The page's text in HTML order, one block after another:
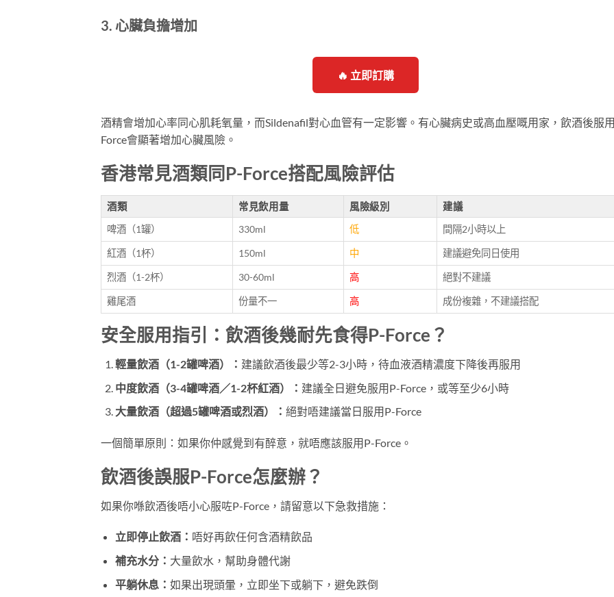
3. 心臟負擔增加
🔥 立即訂購
酒精會增加心率同心肌耗氧量，而Sildenafil對心血管有一定影響。有心臟病史或高血壓嘅用家，飲酒後服
Force會顯著增加心臟風險。
香港常見酒類同P-Force搭配風險評估
酒類 常見飲用量 風險級別
建議
啤酒（1罐）
330ml 低 間隔2小時以上
紅酒（1杯） 150ml 中 建議避免同日使用
烈酒（1-2杯） 30-60ml 高 絕對不建議
雞尾酒 份量不一 高 成份複雜，不建議搭配
安全服用指引：飲酒後幾耐先食得P-Force？
輕量飲酒（1-2罐啤酒）： 建議飲酒後最少等2-3小時，待血液酒精濃度下降後再服用
中度飲酒（3-4罐啤酒／1-2杯紅酒）： 建議全日避免服用P-Force，或等至少6小時
大量飲酒（超過5罐啤酒或烈酒）： 絕對唔建議當日服用P-Force
一個簡單原則：如果你仲感覺到有醉意，就唔應該服用P-Force。
飲酒後誤服P-Force怎麼辦？
如果你喺飲酒後唔小心服咗P-Force，請留意以下急救措施：
立即停止飲酒： 唔好再飲任何含酒精飲品
補充水分： 大量飲水，幫助身體代謝
平躺休息： 如果出現頭暈，立即坐下或躺下，避免跌倒